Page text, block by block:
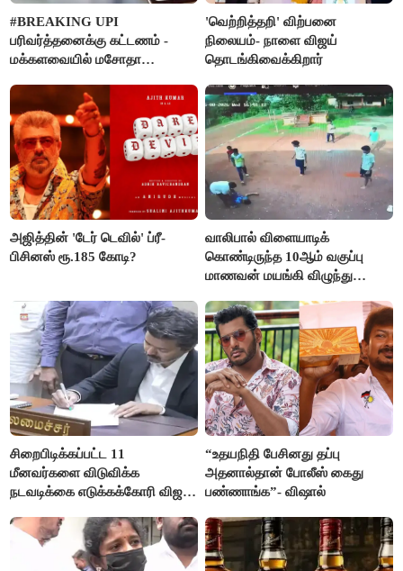
#BREAKING UPI
பரிவர்த்தனைக்கு கட்டணம் -
மக்களவையில் மசோதா
'வெற்றித்தறி' விற்பனை
நிலையம்- நாளை விஜய்
தொடங்கிவைக்கிறார்
அஜித்தின் 'டேர் டெவில்' ப்ரீ-
பிசினஸ் ரூ.185 கோடி?
வாலிபால் விளையாடிக்
கொண்டிருந்த 10ஆம் வகுப்பு
மாணவன் மயங்கி விழுந்து
சிறைபிடிக்கப்பட்ட 11
மீனவர்களை விடுவிக்க
நடவடிக்கை எடுக்கக்கோரி விஜய்
“உதயநிதி பேசினது தப்பு
அதனால்தான் போலீஸ் கைது
பண்ணாங்க”- விஷால்